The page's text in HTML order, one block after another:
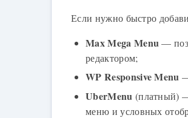
Если нужно быстро
Max Mega Menu—
редактором;
WP Responsive Menu
UberMenu (платный)
меню и условных